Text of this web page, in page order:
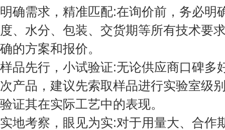
明确需求，精准匹配:在询价前，务必明
度、水分、包装、交货期等所有技术要
确的方案和报价。
样品先行，小试验证:无论供应商口碑多
次产品，建议先索取样品进行实验室级
验证其在实际工艺中的表现。
实地考察，眼见为实:对于用量大、合作